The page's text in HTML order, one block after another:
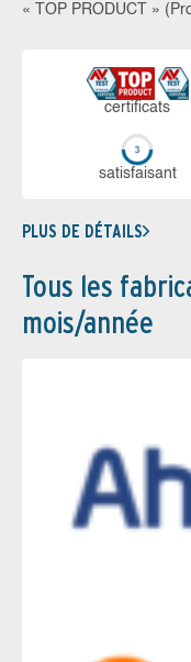
« TOP PRODUCT »
certi­ficats
sa­tis­fai­sant
PLUS DE DÉTAILS
Tous les
mois/année